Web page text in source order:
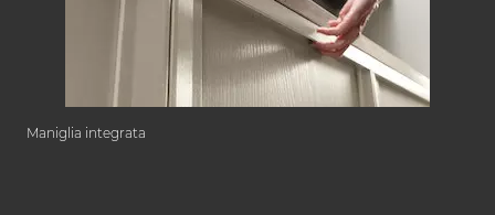
Maniglia integrata